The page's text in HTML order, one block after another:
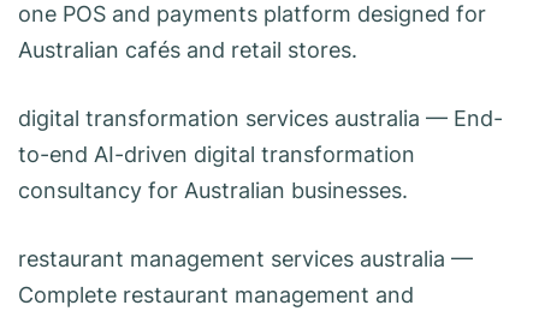
one POS and payments platform designed for
Australian cafés and retail stores.
digital transformation services australia — End-
to-end AI-driven digital transformation
consultancy for Australian businesses.
restaurant management services australia —
Complete restaurant management and